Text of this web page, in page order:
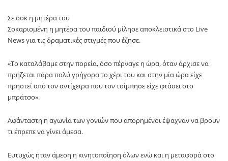
Σε σοκ η μητέρα του
Σοκαρισμένη η μητέρα του παιδιού μίλησε αποκλειστικά στο Live
News για τις δραματικές στιγμές που έζησε.
«Το καταλάβαμε στην πορεία, όσο πέρναγε η ώρα, όταν άρχισε να
πρήζεται πάρα πολύ γρήγορα το χέρι του και στην μία ώρα είχε
πρηστεί από τον αντίχειρα που τον τσίμπησε είχε φτάσει στο
μπράτσο».
Αφάνταστη η αγωνία των γονιών που απορημένοι έψαχναν να βρουν
τι έπρεπε να γίνει άμεσα.
Ευτυχώς ήταν άμεση η κινητοποίηση όλων ενώ και η μεταφορά στο